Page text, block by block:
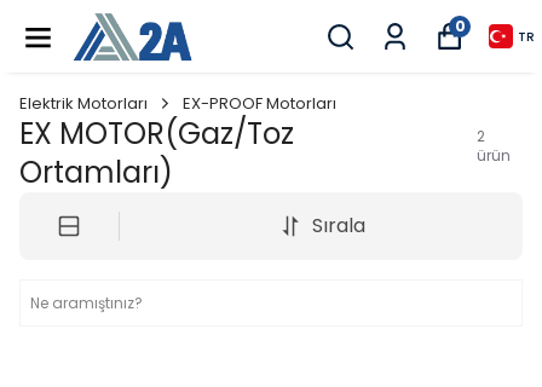
0
TR
Elektrik Motorları EX-PROOF Motorları
EX MOTOR(Gaz/Toz
Ortamları)
2
ürün
Sırala